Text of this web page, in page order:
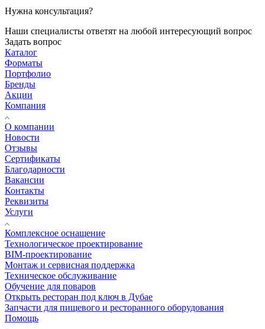
Нужна консультация?
Наши специалисты ответят на любой интересующий вопрос
Задать вопрос
Каталог
Форматы
Портфолио
Бренды
Акции
Компания
О компании
Новости
Отзывы
Сертификаты
Благодарности
Вакансии
Контакты
Реквизиты
Услуги
Комплексное оснащение
Технологическое проектирование
BIM-проектирование
Монтаж и сервисная поддержка
Техническое обслуживание
Обучение для поваров
Открыть ресторан под ключ в Дубае
Запчасти для пищевого и ресторанного оборудования
Помощь